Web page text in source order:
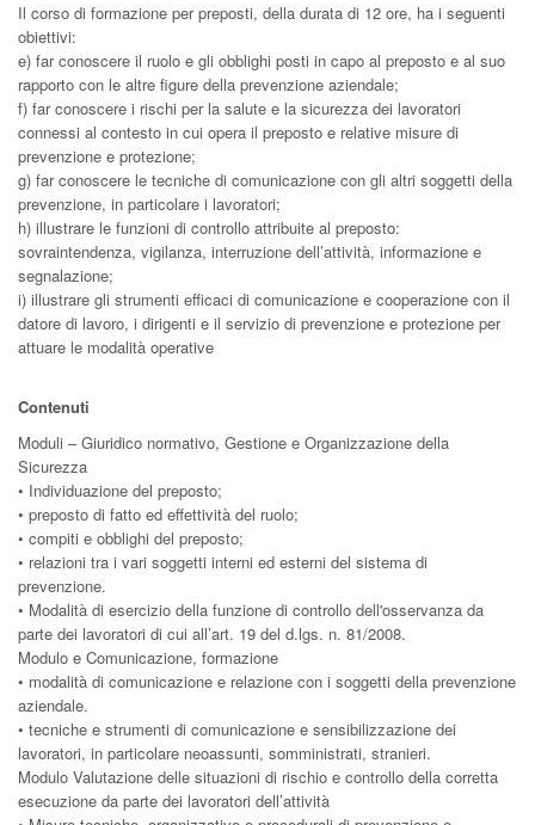
Il corso di formazione per preposti, della durata di 12 ore, ha i seguenti
obiettivi:
e) far conoscere il ruolo e gli obblighi posti in capo al preposto e al suo
rapporto con le altre figure della prevenzione aziendale;
f) far conoscere i rischi per la salute e la sicurezza dei lavoratori
connessi al contesto in cui opera il preposto e relative misure di
prevenzione e protezione;
g) far conoscere le tecniche di comunicazione con gli altri soggetti della
prevenzione, in particolare i lavoratori;
h) illustrare le funzioni di controllo attribuite al preposto:
sovraintendenza, vigilanza, interruzione dell’attività, informazione e
segnalazione;
i) illustrare gli strumenti efficaci di comunicazione e cooperazione con il
datore di lavoro, i dirigenti e il servizio di prevenzione e protezione per
attuare le modalità operative
Contenuti
Moduli – Giuridico normativo, Gestione e Organizzazione della
Sicurezza
• Individuazione del preposto;
• preposto di fatto ed effettività del ruolo;
• compiti e obblighi del preposto;
• relazioni tra i vari soggetti interni ed esterni del sistema di
prevenzione.
• Modalità di esercizio della funzione di controllo dell'osservanza da
parte dei lavoratori di cui all’art. 19 del d.lgs. n. 81/2008.
Modulo e Comunicazione, formazione
• modalità di comunicazione e relazione con i soggetti della prevenzione
aziendale.
• tecniche e strumenti di comunicazione e sensibilizzazione dei
lavoratori, in particolare neoassunti, somministrati, stranieri.
Modulo Valutazione delle situazioni di rischio e controllo della corretta
esecuzione da parte dei lavoratori dell’attività